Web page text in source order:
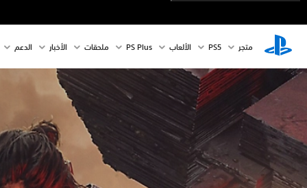
متجر PS5‏ الألعاب PS Plus ملحقات الأخبار الدعم